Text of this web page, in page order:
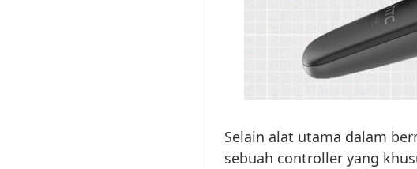
Selain alat utama dalam
sebuah controller yang